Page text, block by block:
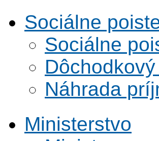
Sociálne
Sociálne
Náhrada
Ministerstvo